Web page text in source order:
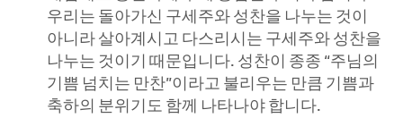
우리는 돌아가신 구세주와 성찬을 나누는 것이
아니라 살아계시고 다스리시는 구세주와 성찬을
나누는 것이기 때문입니다. 성찬이 종종 “주님의
기쁨 넘치는 만찬”이라고 불리우는 만큼 기쁨과
축하의 분위기도 함께 나타나야 합니다.